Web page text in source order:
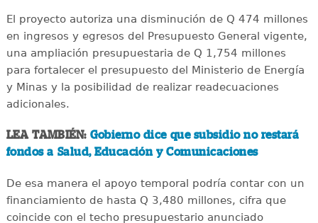
El proyecto autoriza una disminución de Q 474 millones
en ingresos y egresos del Presupuesto General vigente,
una ampliación presupuestaria de Q 1,754 millones
para fortalecer el presupuesto del Ministerio de Energía
y Minas y la posibilidad de realizar readecuaciones
adicionales.
LEA TAMBIÉN: Gobierno dice que subsidio no restará
fondos a Salud, Educación y Comunicaciones
De esa manera el apoyo temporal podría contar con un
financiamiento de hasta Q 3,480 millones, cifra que
coincide con el techo presupuestario anunciado